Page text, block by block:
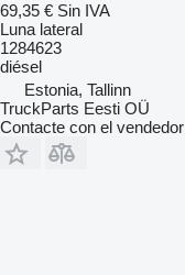
69,35 € Sin IVA
Luna lateral
1284623
diésel
Estonia, Tallinn
TruckParts Eesti OÜ
Contacte con el vendedor